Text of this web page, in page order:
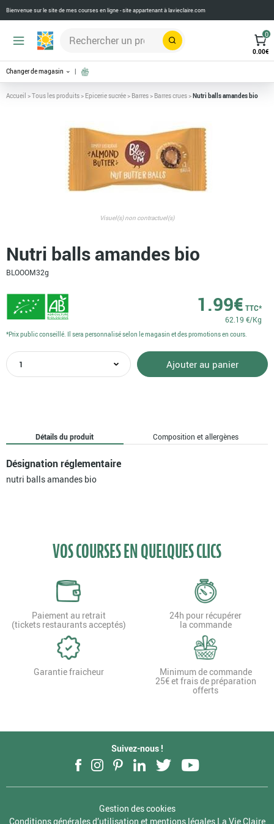
Bienvenue sur le site de mes courses en ligne - site appartenant àlavieclaire.com
Rechercher
0
0.00€
Changer de magasin
Accueil >Tous les produits> Epicerie sucrée> Barres> Barres crues>Nutri balls amandes bio
Visuel(s) non contractuel(s)
Nutri balls amandes bio
BLOOOM32g
1.99€ TTC*
62.19 €/Kg
quantité
de
Ajouter au panier
*Prix public conseillé. Il sera personnalisé selon le magasin et des promotions en cours.
Détails du produit Composition et allergènes
Désignation réglementaire
nutri balls amandes bio
VOS COURSES EN QUELQUES CLICS
Paiement au retrait
(tickets restaurants acceptés)
24h pour récupérer
la commande
Garantie fraicheur Minimum de commande
25€ et frais de préparation
offerts
Suivez-nous !
Facebook
Instagram
Pinterest
LinkedIn
TwitterYouTube
Gestion des cookies
Conditions générales d’utilisation et mentions légales La Vie Claire